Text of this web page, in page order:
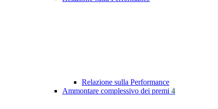
Relazione sulla Performance
Ammontare complessivo dei premi 4